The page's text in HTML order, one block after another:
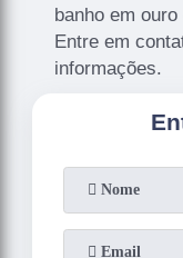
banho em
Entre em
informações.